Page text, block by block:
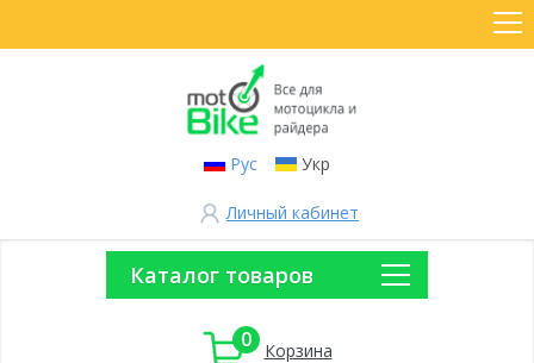
Рус Укр
Личный кабинет
Каталог товаров
0 Корзина